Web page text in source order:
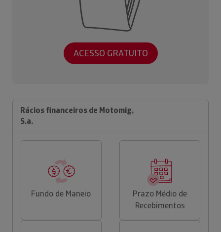
ACESSO GRATUITO
Rácios financeiros de Motomig,
S.a.
Fundo de Maneio
Prazo Médio de
Recebimentos